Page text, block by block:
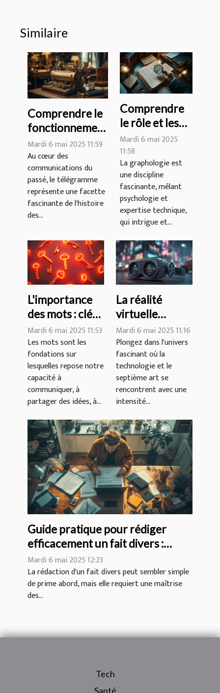
Similaire
Comprendre le
fonctionnement
du télégramme
à travers des
exemples
concrets
Mardi 6 mai 2025 11:59
Au cœur des
communications du
passé, le télégramme
représente une facette
fascinante de l'histoire
des...
Comprendre
le rôle et les
techniques
d'un
graphologue
Mardi 6 mai 2025
11:58
La graphologie est
une discipline
fascinante, mêlant
psychologie et
expertise technique,
qui intrigue et...
L'importance
des mots : clé
de la
communication
efficace
Mardi 6 mai 2025 11:53
Les mots sont les
fondations sur
lesquelles repose notre
capacité à
communiquer, à
partager des idées, à...
La réalité
virtuelle
révolutionne
l'industrie du
cinéma
Mardi 6 mai 2025 11:16
Plongez dans l'univers
fascinant où la
technologie et le
septième art se
rencontrent avec une
intensité...
Guide pratique pour rédiger
efficacement un fait divers :
exemples à l'appui
Mardi 6 mai 2025 12:23
La rédaction d'un fait divers peut sembler simple
de prime abord, mais elle requiert une maîtrise
des...
Tech
Santé